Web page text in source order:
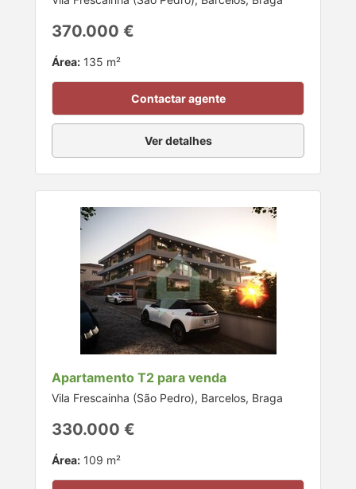
370.000 €
Área: 135 m²
Contactar agente
Ver detalhes
Apartamento T2 para venda
Vila Frescainha (São Pedro), Barcelos, Braga
330.000 €
Área: 109 m²